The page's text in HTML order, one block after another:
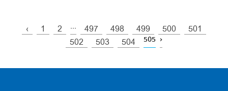
‹ 1 2 ... 497 498 499 500
501
502
503 504 505 ›